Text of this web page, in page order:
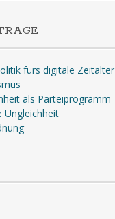
fürs digitale Zeitalter
als Parteiprogramm
Ungleichheit